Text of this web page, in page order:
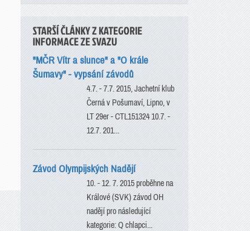
STARŠÍ ČLÁNKY Z KATEGORIE
INFORMACE ZE SVAZU
"MČR Vítr a slunce" a "O krále
Šumavy" - vypsání závodů
4.7. - 7.7. 2015, Jachetní klub
Černá v Pošumaví, Lipno, v
LT 29er - CTL151324 10.7. -
12.7. 201...
Závod Olympijských Nadějí
10. - 12. 7. 2015 proběhne na
Králové (SVK) závod OH
nadějí pro následující
kategorie: Q chlapci...